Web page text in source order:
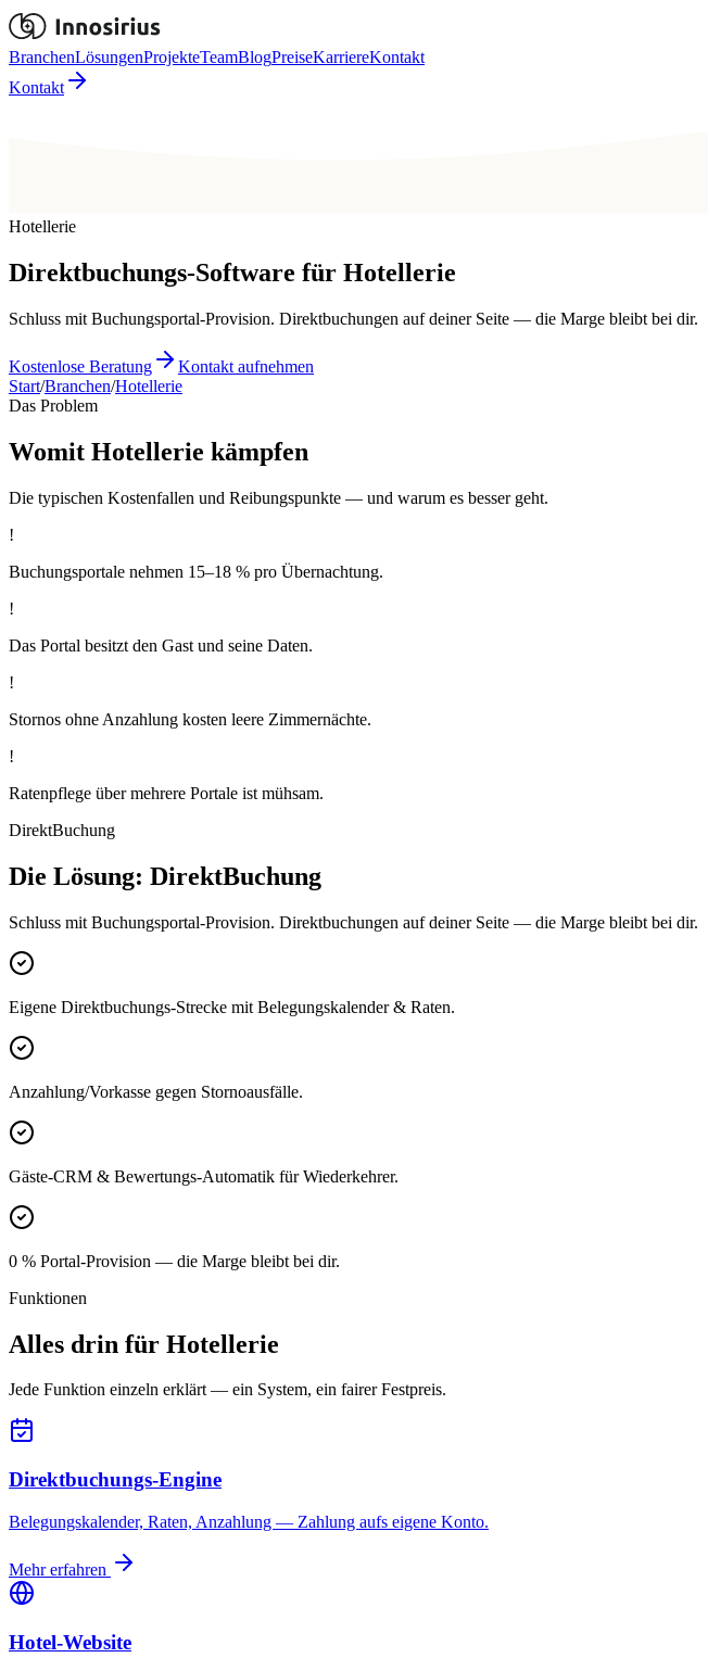
BranchenLösungenProjekteTeamBlogPreiseKarriereKontakt
Kontakt
Hotellerie
Direktbuchungs-Software für Hotellerie
Schluss mit Buchungsportal-Provision. Direktbuchungen auf deiner Seite — die Marge bleibt bei dir.
Kostenlose Beratung
Kontakt aufnehmen
Start/Branchen/Hotellerie
Das Problem
Womit Hotellerie kämpfen
Die typischen Kostenfallen und Reibungspunkte — und warum es besser geht.
!
Buchungsportale nehmen 15–18 % pro Übernachtung.
!
Das Portal besitzt den Gast und seine Daten.
!
Stornos ohne Anzahlung kosten leere Zimmernächte.
!
Ratenpflege über mehrere Portale ist mühsam.
DirektBuchung
Die Lösung: DirektBuchung
Schluss mit Buchungsportal-Provision. Direktbuchungen auf deiner Seite — die Marge bleibt bei dir.
Eigene Direktbuchungs-Strecke mit Belegungskalender & Raten.
Anzahlung/Vorkasse gegen Stornoausfälle.
Gäste-CRM & Bewertungs-Automatik für Wiederkehrer.
0 % Portal-Provision — die Marge bleibt bei dir.
Funktionen
Alles drin für Hotellerie
Jede Funktion einzeln erklärt — ein System, ein fairer Festpreis.
Direktbuchungs-Engine
Belegungskalender, Raten, Anzahlung — Zahlung aufs eigene Konto.
Mehr erfahren
Hotel-Website